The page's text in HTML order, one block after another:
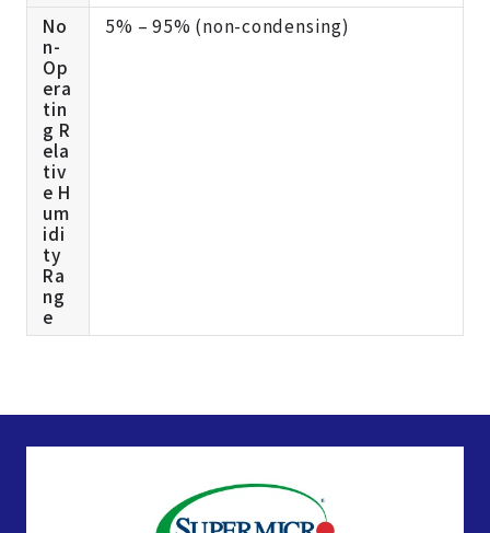
No
n-
Op
era
tin
g R
ela
tiv
e H
um
idi
ty
Ra
ng
e
5% – 95% (non-condensing)